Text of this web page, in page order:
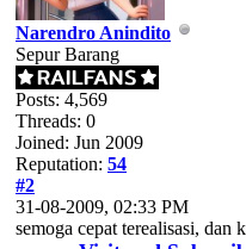
Narendro Anindito
Sepur Barang
Posts: 4,569
Threads: 0
Joined: Jun 2009
Reputation: 54
#2
31-08-2009, 02:33 PM
semoga cepat terealisasi, dan